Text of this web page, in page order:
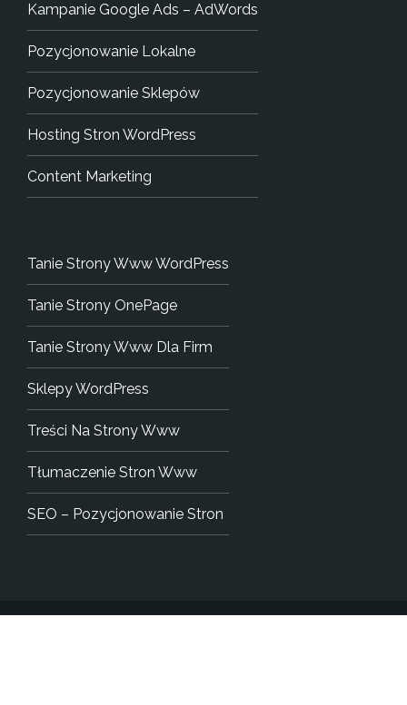
Kampanie Google Ads – AdWords
Pozycjonowanie Lokalne
Pozycjonowanie Sklepów
Hosting Stron WordPress
Content Marketing
Tanie Strony Www WordPress
Tanie Strony OnePage
Tanie Strony Www Dla Firm
Sklepy WordPress
Treści Na Strony Www
Tłumaczenie Stron Www
SEO – Pozycjonowanie Stron